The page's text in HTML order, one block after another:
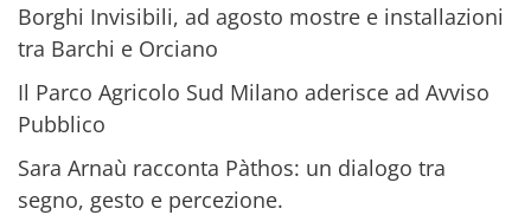
Borghi Invisibili, ad agosto mostre e installazioni
tra Barchi e Orciano
Il Parco Agricolo Sud Milano aderisce ad Avviso
Pubblico
Sara Arnaù racconta Pàthos: un dialogo tra
segno, gesto e percezione.